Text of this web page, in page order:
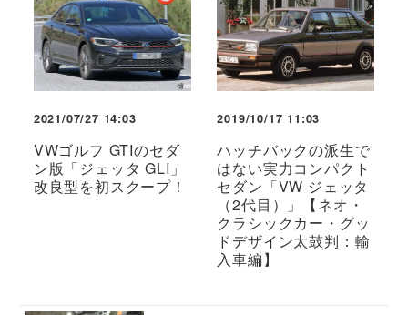
2021/07/27 14:03
VWゴルフ GTIのセダ
ン版「ジェッタ GLI」
改良型を初スクープ！
2019/10/17 11:03
ハッチバックの派生で
はない実力コンパクト
セダン「VW ジェッタ
（2代目）」【ネオ・
クラシックカー・グッ
ドデザイン太鼓判：輸
入車編】